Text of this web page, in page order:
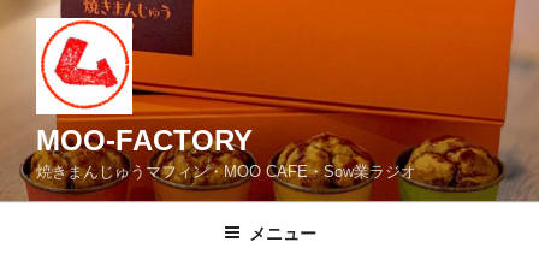
MOO-FACTORY
焼きまんじゅうマフィン・MOO CAFE・Sow業ラジオ
メニュー